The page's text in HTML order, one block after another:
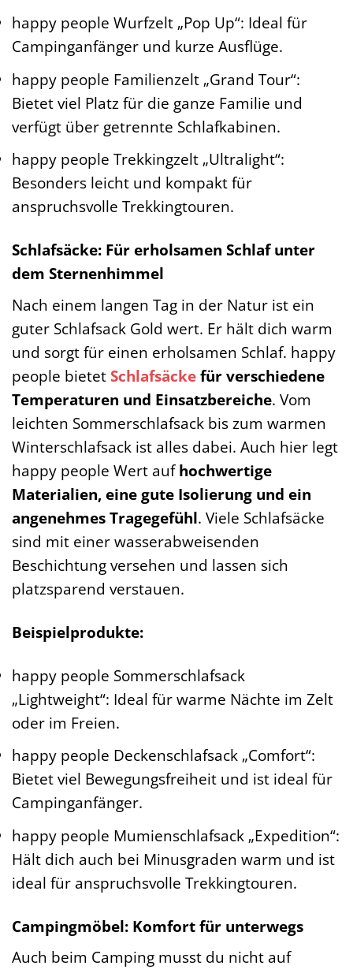
happy people Wurfzelt „Pop Up“: Ideal für
Campinganfänger und kurze Ausflüge.
happy people Familienzelt „Grand Tour“:
Bietet viel Platz für die ganze Familie und
verfügt über getrennte Schlafkabinen.
happy people Trekkingzelt „Ultralight“:
Besonders leicht und kompakt für
anspruchsvolle Trekkingtouren.
Schlafsäcke: Für erholsamen Schlaf unter
dem Sternenhimmel
Nach einem langen Tag in der Natur ist ein
guter Schlafsack Gold wert. Er hält dich warm
und sorgt für einen erholsamen Schlaf. happy
people bietet Schlafsäckefür verschiedene
Temperaturen und Einsatzbereiche. Vom
leichten Sommerschlafsack bis zum warmen
Winterschlafsack ist alles dabei. Auch hier legt
happy people Wert aufhochwertige
Materialien, eine gute Isolierung und ein
angenehmes Tragegefühl. Viele Schlafsäcke
sind mit einer wasserabweisenden
Beschichtung versehen und lassen sich
platzsparend verstauen.
Beispielprodukte:
happy people Sommerschlafsack
„Lightweight“: Ideal für warme Nächte im Zelt
oder im Freien.
happy people Deckenschlafsack „Comfort“:
Bietet viel Bewegungsfreiheit und ist ideal für
Campinganfänger.
happy people Mumienschlafsack „Expedition“:
Hält dich auch bei Minusgraden warm und ist
ideal für anspruchsvolle Trekkingtouren.
Campingmöbel: Komfort für unterwegs
Auch beim Camping musst du nicht auf